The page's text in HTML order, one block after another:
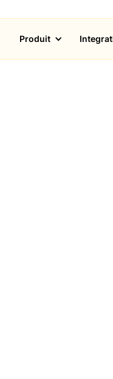
Produit